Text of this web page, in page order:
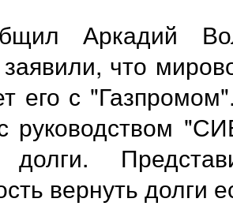
Аркадий
что
его с
руководством
долги.
вернуть долги